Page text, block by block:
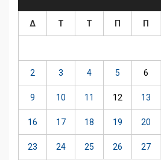
Δ Τ Τ Π Π
2 3 4 5 6
9 10 11 12 13
16 17 18 19 20
23 24 25 26 27